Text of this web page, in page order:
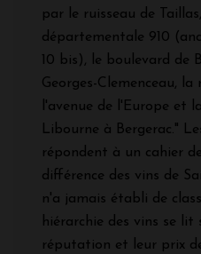
par le ruisseau de
départementale 910
10 bis), le boulevard de
Georges-Clemenceau,
l'avenue de l'Europe et
Libourne à Bergerac."
répondent à un cahier
différence des vins de
n'a jamais établi de
hiérarchie des vins se
réputation et leur prix